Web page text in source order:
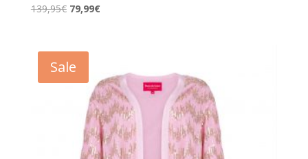
139,95€ Ursprünglicher
139,95€
79,99€Aktueller
Sale